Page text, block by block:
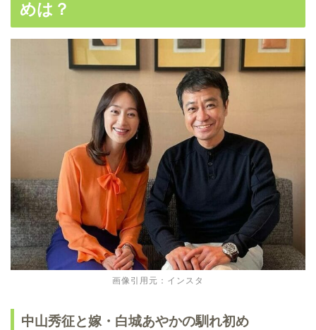
めは？
画像引用元：インスタ
中山秀征と嫁・白城あやかの馴れ初め